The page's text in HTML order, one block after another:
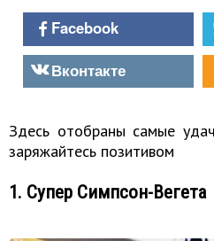
Facebook
Вконтакте
Здесь отобраны самые
заряжайтесь позитивом
1. Супер Симпсон-Вегета